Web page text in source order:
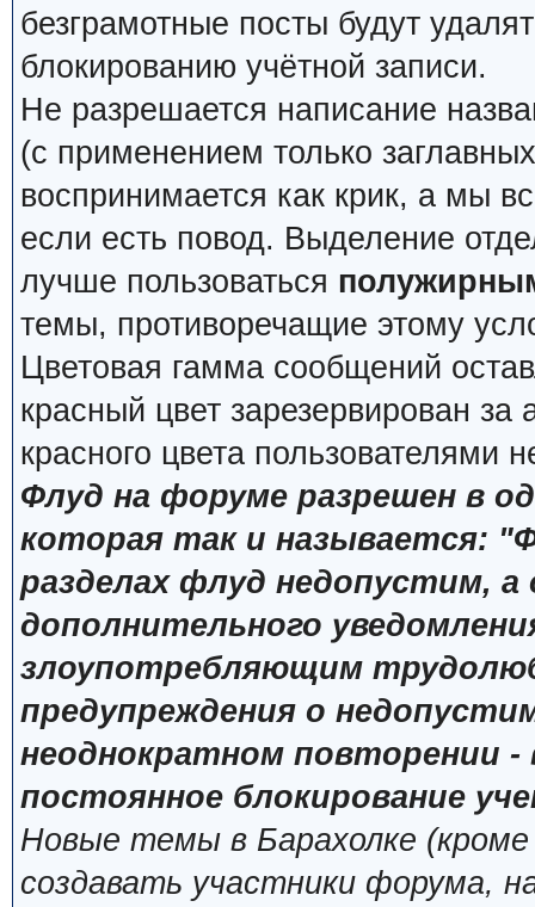
безграмотные посты будут
блокированию учётной записи.
Не разрешается написание
(с применением только
воспринимается как крик, а мы
если есть повод. Выделение
лучше пользоваться
темы, противоречащие этому
Цветовая гамма сообщений
красный цвет зарезервирован
красного цвета пользователями
Флуд на форуме разрешен в
которая так и называется:
разделах флуд недопустим,
дополнительного
злоупотребляющим
предупреждения о
неоднократном повторении
постоянное блокирование
Новые темы в Барахолке
создавать участники форума,